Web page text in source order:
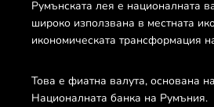
Румънската лея е националната
широко използвана в местната
икономическата трансформация
Това е фиатна валута, основана
Националната банка на Румъния.